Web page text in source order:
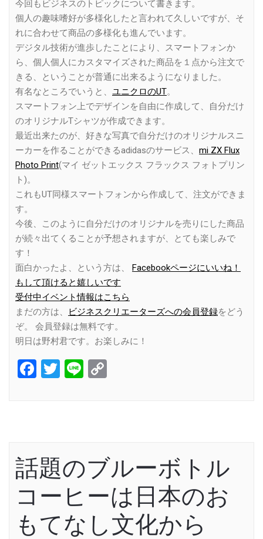
今回もビジネスのトピックについて書きます。
個人の趣味嗜好が多様化したと言われて久しいですが、そ
れに合わせて商品の多様化も進んでいます。
デジタル技術が進歩したことにより、スマートフォンか
ら、個人個人にカスタマイズされた商品を１点から注文で
きる、ということが普通に出来るようになりました。
有名なところでいうと、 ユニクロのUT。
スマートフォン上でデザインを自由に作成して、自分だけ
のオリジナルTシャツが作成できます。
最近出来たのが、好きな写真で自分だけのオリジナルスニ
ーカーを作ることができるadidasのサービス、 mi ZX Flux
Photo Print(マイ ゼットエックス フラックス フォトプリン
ト)。
これもUT同様スマートフォンから作成して、注文ができま
す。
今後、このように自分だけのオリジナルを売りにした商品
が続々出てくることが予想されますが、とても楽しみで
す！
面白かったよ、という方は、 Facebookページにいいね！
もして頂けると嬉しいです
受付中イベント情報はこちら
まだの方は、
ビジネスクリエーターズへの会員登録をどう
ぞ。 会員登録は無料です。
明日は野村君です。お楽しみに！
Facebook
Twitter
Line
話題のブルーボトル
コーヒーは日本のお
もてなし文化から